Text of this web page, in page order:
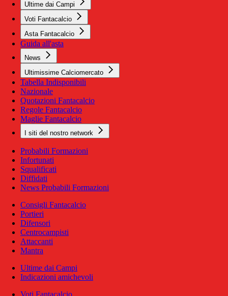
Ultime dai Campi
Voti Fantacalcio
Asta Fantacalcio
Guida all'asta
News
Ultimissime Calciomercato
Tabella Indisponibili
Nazionale
Quotazioni Fantacalcio
Regole Fantacalcio
Maglie Fantacalcio
I siti del nostro network
Probabili Formazioni
Infortunati
Squalificati
Diffidati
News Probabili Formazioni
Consigli Fantacalcio
Portieri
Difensori
Centrocampisti
Attaccanti
Mantra
Ultime dai Campi
Indicazioni amichevoli
Voti Fantacalcio